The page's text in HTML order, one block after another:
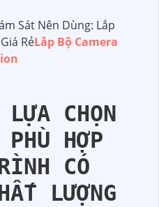
Sát Nên Dùng: Lắp
RẻLắp Bộ Camera
LỰA CHỌN
HỢP
CÓ
LƯỢNG